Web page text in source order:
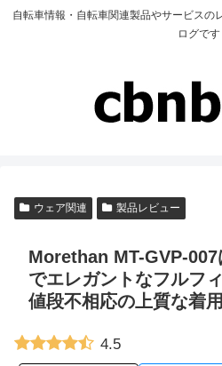
自転車情報・自転車関連製品やサービスの
ログです
ウェア関連 製品レビュー
Morethan MT-GVP-
でエレガントなフルフ
値段不相応の上質な着
4.5